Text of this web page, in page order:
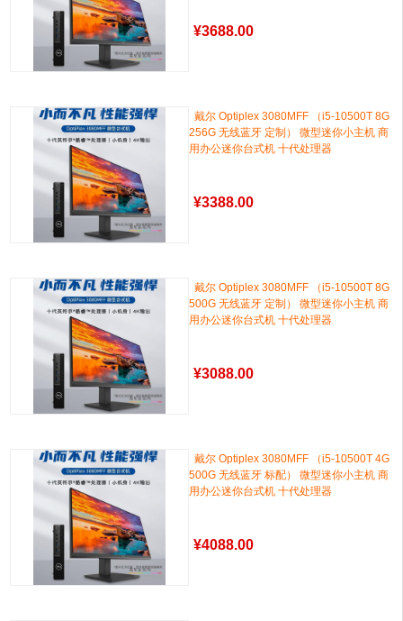
¥3688.00
戴尔 Optiplex 3080MFF （i5-10500T 8G
256G 无线蓝牙 定制） 微型迷你小主机 商
用办公迷你台式机 十代处理器
¥3388.00
戴尔 Optiplex 3080MFF （i5-10500T 8G
500G 无线蓝牙 定制） 微型迷你小主机 商
用办公迷你台式机 十代处理器
¥3088.00
戴尔 Optiplex 3080MFF （i5-10500T 4G
500G 无线蓝牙 标配） 微型迷你小主机 商
用办公迷你台式机 十代处理器
¥4088.00